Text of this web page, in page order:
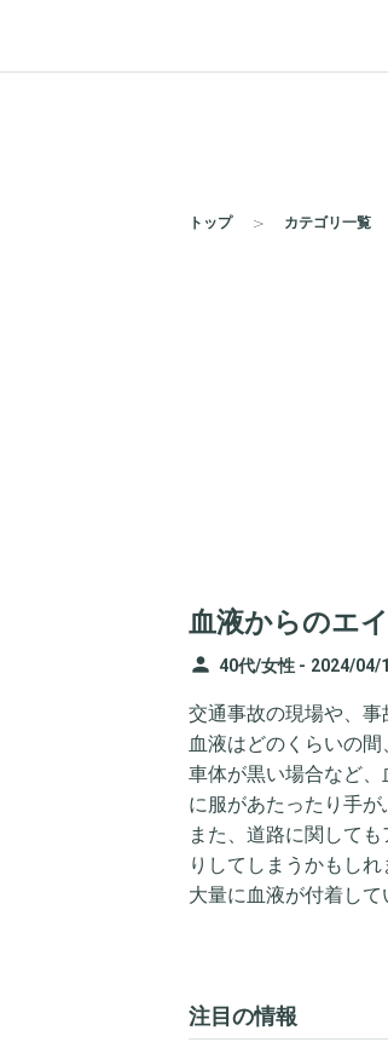
トップ カテゴリ一覧
血液からのエ
person 40代/女性 - 2024/04/
交通事故の現場や、
血液はどのくらいの
車体が黒い場合など
に服があたったり手
また、道路に関して
りしてしまうかもしれ
大量に血液が付着し
注目の情報